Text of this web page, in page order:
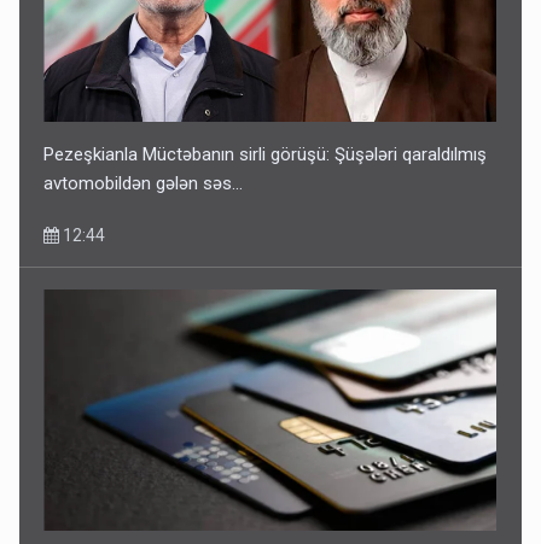
Pezeşkianla Müctəbanın sirli görüşü: Şüşələri qaraldılmış
avtomobildən gələn səs...
12:44